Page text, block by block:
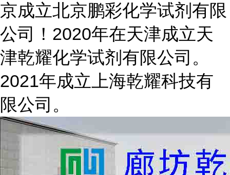
京成立北京鹏彩化学试剂有限
公司！2020年在天津成立天
津乾耀化学试剂有限公司。
2021年成立上海乾耀科技有
限公司。